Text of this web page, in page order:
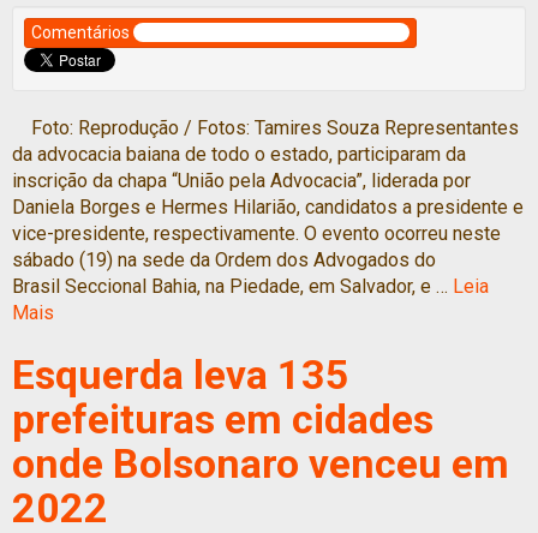
Comentários
Foto: Reprodução / Fotos: Tamires Souza Representantes
da advocacia baiana de todo o estado, participaram da
inscrição da chapa “União pela Advocacia”, liderada por
Daniela Borges e Hermes Hilarião, candidatos a presidente e
vice-presidente, respectivamente. O evento ocorreu neste
sábado (19) na sede da Ordem dos Advogados do
Brasil Seccional Bahia, na Piedade, em Salvador, e … Leia
Mais
Esquerda leva 135
prefeituras em cidades
onde Bolsonaro venceu em
2022